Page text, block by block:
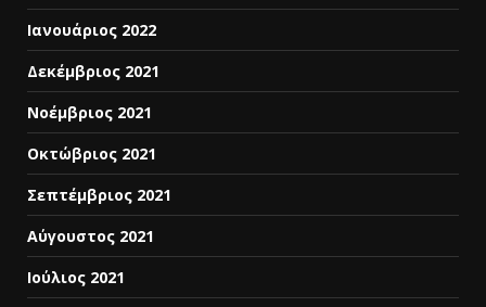
Ιανουάριος 2022
Δεκέμβριος 2021
Νοέμβριος 2021
Οκτώβριος 2021
Σεπτέμβριος 2021
Αύγουστος 2021
Ιούλιος 2021